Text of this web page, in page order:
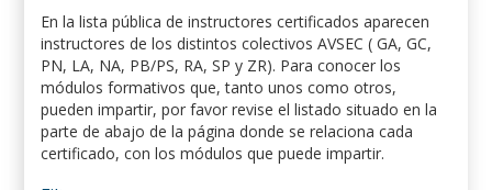
En la lista pública de instructores certificados aparecen
instructores de los distintos colectivos AVSEC ( GA, GC,
PN, LA, NA, PB/PS, RA, SP y ZR). Para conocer los
módulos formativos que, tanto unos como otros,
pueden impartir, por favor revise el listado situado en la
parte de abajo de la página donde se relaciona cada
certificado, con los módulos que puede impartir.